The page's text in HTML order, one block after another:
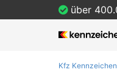
über
Kfz